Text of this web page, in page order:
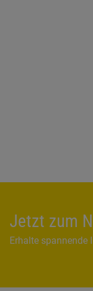
Jetzt zum
Erhalte spannende